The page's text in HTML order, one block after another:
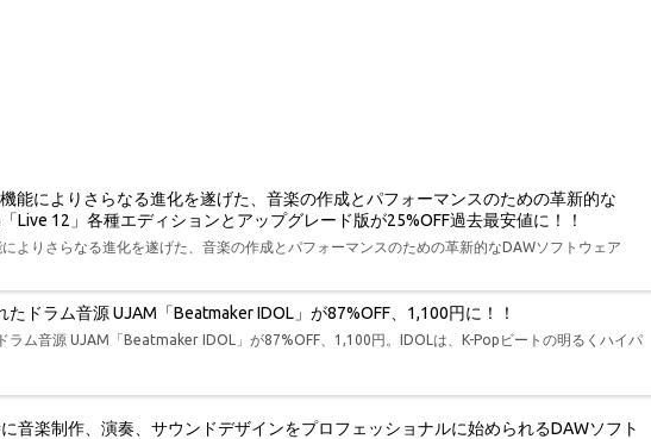
能によりさらなる進化を遂げた、音楽の作成とパフォーマンスのための革新的な
Live 12」各種エディションとアップグレード版が25%OFF過去最安値に！！
よりさらなる進化を遂げた、音楽の作成とパフォーマンスのための革新的なDAWソフトウェア
ドラム音源 UJAM「Beatmaker IDOL」が87%OFF、1,100円に！！
ラム音源 UJAM「Beatmaker IDOL」が87%OFF、1,100円。IDOLは、K-Popビートの明るくハイパ
音楽制作、演奏、サウンドデザインをプロフェッショナルに始められるDAWソフト